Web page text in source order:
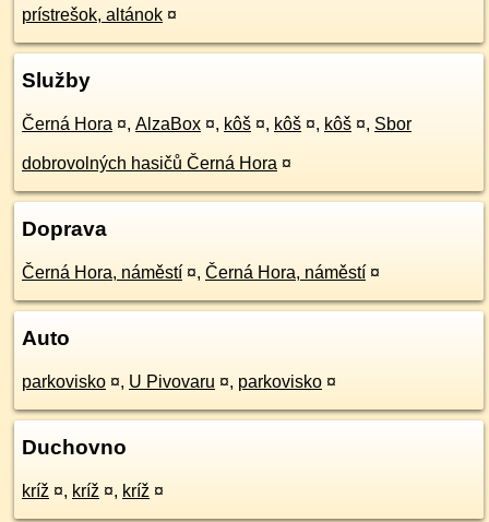
prístrešok, altánok ¤
Služby
Černá Hora ¤, AlzaBox ¤, kôš ¤, kôš ¤, kôš ¤, Sbor
dobrovolných hasičů Černá Hora ¤
Doprava
Černá Hora, náměstí ¤, Černá Hora, náměstí ¤
Auto
parkovisko ¤, U Pivovaru ¤, parkovisko ¤
Duchovno
kríž ¤, kríž ¤, kríž ¤